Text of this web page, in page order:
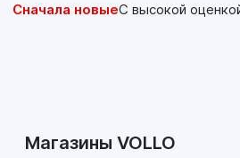
Сначала новыеС высокой
Магазины VOLLO